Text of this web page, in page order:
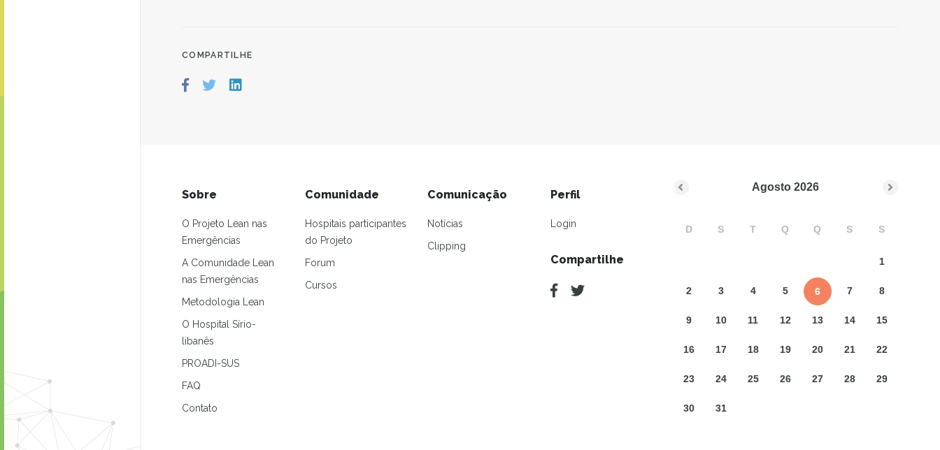
COMPARTILHE
Sobre
O Projeto Lean nas
Emergências
A Comunidade Lean
nas Emergências
Metodologia Lean
O Hospital Sírio-
libanês
PROADI-SUS
FAQ
Contato
Comunidade
Hospitais participantes
do Projeto
Forum
Cursos
Comunicação
Notícias
Clipping
Perfil
Login
Compartilhe
Agosto 2026
D S T Q Q S S
1
2 3 4 5 6 7 8
9 10 11 12 13 14 15
16 17 18 19 20 21 22
23 24 25 26 27 28 29
30 31